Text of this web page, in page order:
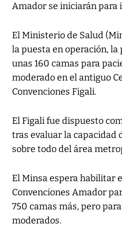
Amador se iniciarán para
El Ministerio de Salud
la puesta en operación, la
unas 160 camas para
moderado en el antiguo
Convenciones Figali.
El Figali fue dispuesto
tras evaluar la capacidad
sobre todo del área
El Minsa espera habilitar
Convenciones Amador
750 camas más, pero
moderados.